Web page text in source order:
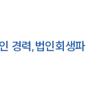
경력,법인회생파